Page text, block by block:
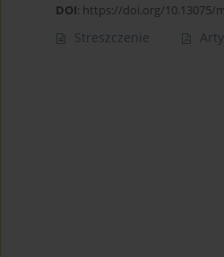
DOI: https://doi.org/10.13075/
Streszczenie